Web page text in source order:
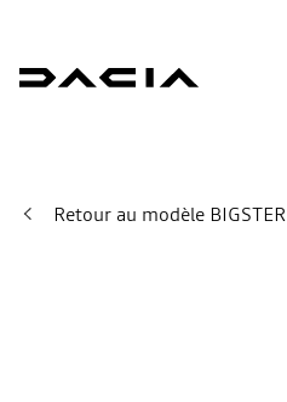
Retour au modèle BIGSTER